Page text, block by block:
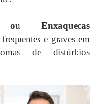
Enxaquecas
e graves em
de distúrbios